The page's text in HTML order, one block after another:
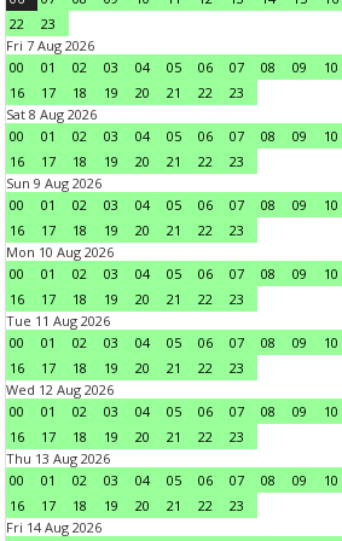
22
23
Fri 7 Aug 2026
00
01 02 03 04 05 06 07 08 09 10
16
17 18 19 20 21 22
23
Sat 8 Aug 2026
00
01 02 03 04 05 06 07 08 09 10
16
17 18 19 20 21 22
23
Sun 9 Aug 2026
00
01 02 03 04 05 06 07 08 09 10
16
17 18 19 20 21 22
23
Mon 10 Aug 2026
00
01 02 03 04 05 06 07 08 09 10
16
17 18 19 20 21 22
23
Tue 11 Aug 2026
00
01 02 03 04 05 06 07 08 09 10
16
17 18 19 20 21 22
23
Wed 12 Aug 2026
00
01 02 03 04 05 06 07 08 09 10
16
17 18 19 20 21 22
23
Thu 13 Aug 2026
00
01 02 03 04 05 06 07 08 09 10
16
17 18 19 20 21 22
23
Fri 14 Aug 2026